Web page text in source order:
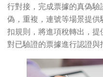
行對接，完成票據的真偽
偽，重複，連號等場景提
扣規則，將進項稅轉出，提
對已驗證的票據進行認證與